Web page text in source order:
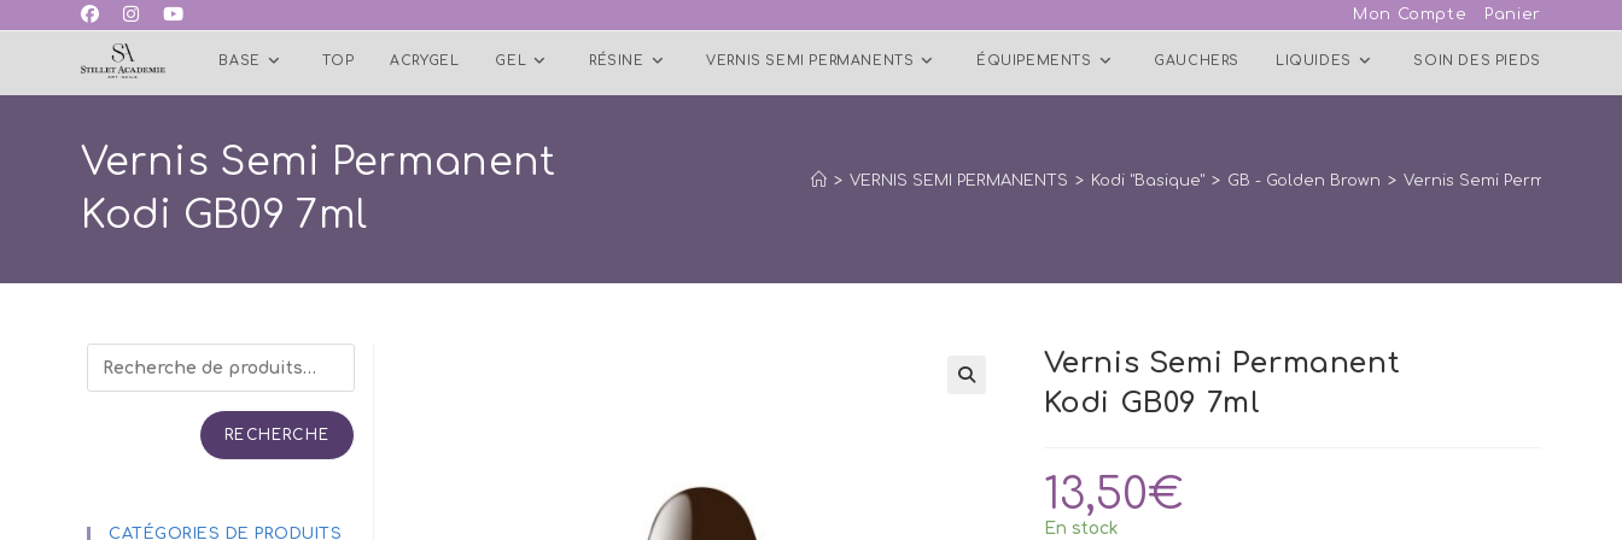
Mon Compte Panier
BASE TOP ACRYGEL GEL RÉSINE VERNIS SEMI PERMANENTS ÉQUIPEMENTS GAUCHERS LIQUIDES SOIN DES PIEDS
Vernis Semi Permanent
Kodi GB09 7ml
> VERNIS SEMI PERMANENTS > Kodi "Basique" > GB - Golden Brown > Vernis Semi Permanent
Vernis Semi Permanent
Kodi GB09 7ml
13,50€
En stock
RECHERCHE
CATÉGORIES DE PRODUITS